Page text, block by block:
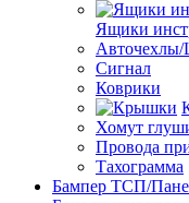
Ящики
Сигнал
Коврики
Хомут
Провода
Тахограмма
Бампер ТСП/